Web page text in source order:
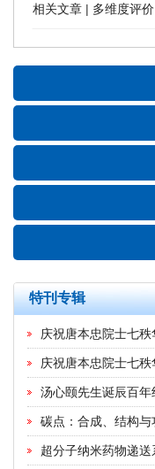
相关文章 | 多维度评价
特刊专辑
庆祝唐本忠院士七秩
庆祝唐本忠院士七秩
汤心颐先生诞辰百年
碳点：合成、结构与
超分子纳米药物递送